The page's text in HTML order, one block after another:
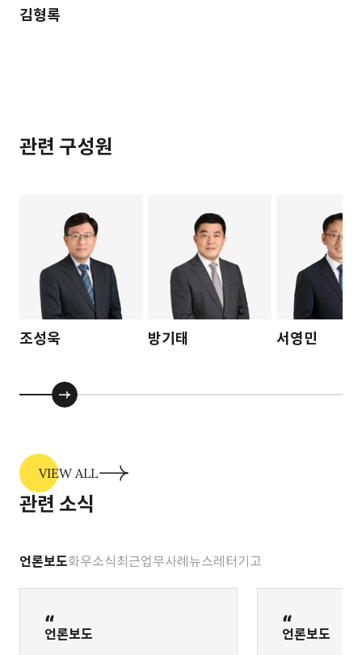
김형록
관련 구성원
조성욱 방기태 서영민
VIEW ALL
관련 소식
언론보도화우소식최근업무사례 뉴스레터 기고
언론보도 언론보도